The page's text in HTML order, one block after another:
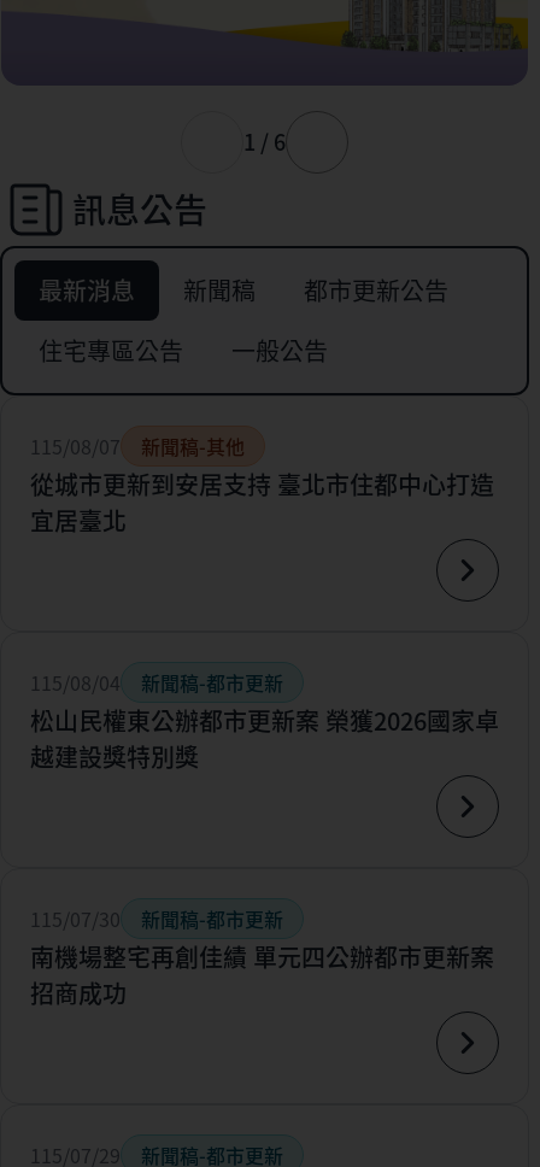
1 / 6
訊息公告
最新消息 新聞稿
都市更新公告
住宅專區公告
一般公告
115/08/07 新聞稿-其他
從城市更新到安居支持 臺北市住都中心打造
宜居臺北
115/08/04 新聞稿-都市更新
松山民權東公辦都市更新案 榮獲2026國家卓
越建設獎特別獎
115/07/30 新聞稿-都市更新
南機場整宅再創佳績 單元四公辦都市更新案
招商成功
115/07/29 新聞稿-都市更新